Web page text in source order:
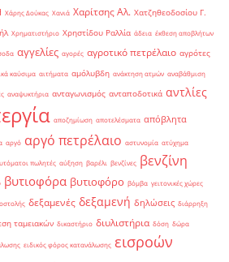
Χάρης Δούκας Χανιά Χαρίτσης Αλ. Χατζηθεοδοσίου Γ.
Χρηματιστήριο Χρηστίδου Ραλλία άδεια έκθεση αποβλήτων
αγγελίες αγορές αγροτικό πετρέλαιο αγρότες
καύσιμα αιτήματα αμόλυβδη ανάκτηση ατμών αναβάθμιση
αναψυκτήρια ανταγωνισμός ανταποδοτικά αντλίες
αποζημίωση αποτελέσματα απόβλητα
αργό αργό πετρέλαιο αστυνομία ατύχημα
πωλητές αύξηση βαρέλι βενζίνες βενζίνη
βυτιοφόρα βυτιοφόρο βόμβα γειτονικές χώρες
δεξαμενές δεξαμενή δηλώσεις διάρρηξη
ταμειακών δικαστήριο διυλιστήρια δόση δώρα
ειδικός φόρος κατανάλωσης εισροών